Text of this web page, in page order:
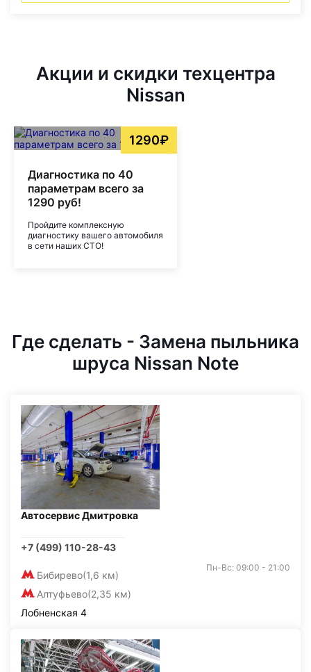
Акции и скидки техцентра
Nissan
1290₽
Диагностика по 40
параметрам всего за
1290 руб!
Пройдите комплексную
диагностику вашего автомобиля
в сети наших СТО!
Где сделать - Замена пыльника
шруса Nissan Note
Автосервис Дмитровка
+7 (499) 110-28-43
Бибирево(1,6 км)
Алтуфьево(2,35 км)
Пн-Вс: 09:00 - 21:00
Лобненская 4